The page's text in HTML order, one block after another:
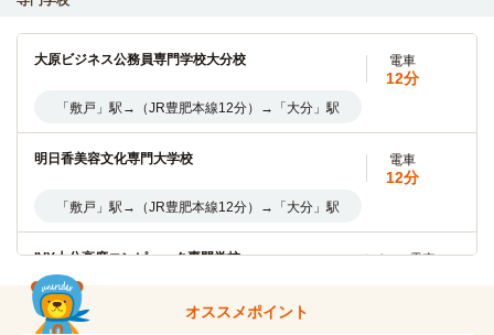
0426号室4階
43,000円
家具家電付き
間取／面積
1K（24.8m²）
向き
西
備考・条件
◎初期割CP対象（～9/30まで）◎家賃もっと割4,000円
前」停（10分）→（バス11分）→「上野」停
大分県立看護科学大学 バス＋電車
61分
「敷戸」駅→（JR豊肥本線11分）→「大分」駅・「大分駅
バス＋電車
日本文理大学
大原ビジネス公務員専門学校大分校 電車
12分
「敷戸」駅→（JR豊肥本線12分）→「大分」駅
明日香美容文化専門大学校 電車
12分
「敷戸」駅→（JR豊肥本線12分）→「大分」駅
IVY大分高度コンピュータ専門学校 バス＋電車
「敷戸」駅→（JR豊肥本線12分）→「大分」駅→（大分バス
18分）→「ソフトパーク前」停
オススメポイント